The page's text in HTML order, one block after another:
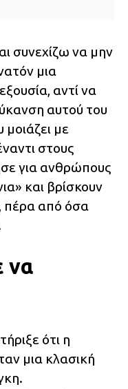
συνεχίζω να μην
μια
αντί να
αυτού του
με
στους
για ανθρώπους
και βρίσκουν
πέρα από όσα
να
ότι η
μια κλασική